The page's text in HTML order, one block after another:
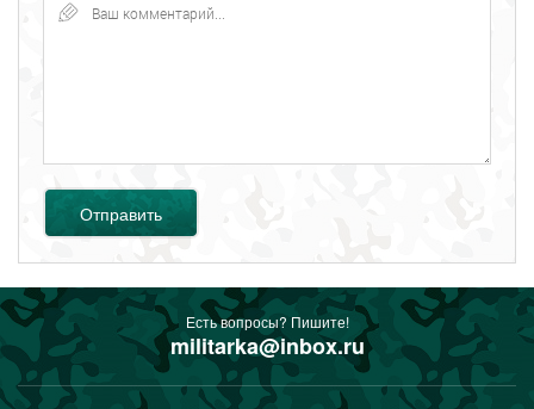
Отправить
Есть вопросы? Пишите!
militarka@inbox.ru